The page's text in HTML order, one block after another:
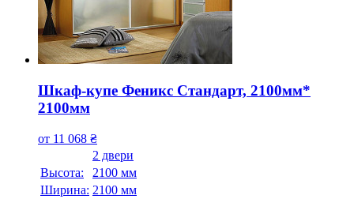
Шкаф-купе Феникс Стандарт, 2100мм*
2100мм
от 11 068 ₴
2 двери
Высота:
2100 мм
Ширина: 2100 мм